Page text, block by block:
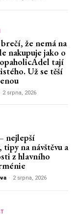
že nemá na
nakupuje jako o
tají
Už se těší
2 srpna, 2026
nejlepší
tipy na návštěvu a
z hlavního
- 2 srpna, 2026